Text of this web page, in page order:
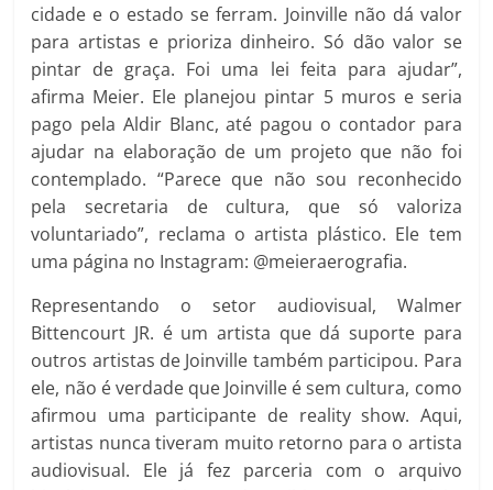
cidade e o estado se ferram. Joinville não dá valor
para artistas e prioriza dinheiro. Só dão valor se
pintar de graça. Foi uma lei feita para ajudar”,
afirma Meier. Ele planejou pintar 5 muros e seria
pago pela Aldir Blanc, até pagou o contador para
ajudar na elaboração de um projeto que não foi
contemplado. “Parece que não sou reconhecido
pela secretaria de cultura, que só valoriza
voluntariado”, reclama o artista plástico. Ele tem
uma página no Instagram: @meieraerografia.
Representando o setor audiovisual, Walmer
Bittencourt JR. é um artista que dá suporte para
outros artistas de Joinville também participou. Para
ele, não é verdade que Joinville é sem cultura, como
afirmou uma participante de reality show. Aqui,
artistas nunca tiveram muito retorno para o artista
audiovisual. Ele já fez parceria com o arquivo